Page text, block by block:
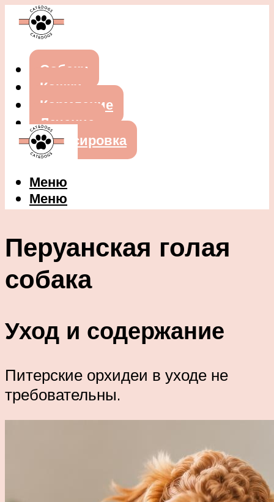
Собаки
Кошки
Кормление
Лечение
Дрессировка
Меню
Меню
Перуанская голая
собака
Уход и содержание
Питерские орхидеи в уходе не
требовательны.